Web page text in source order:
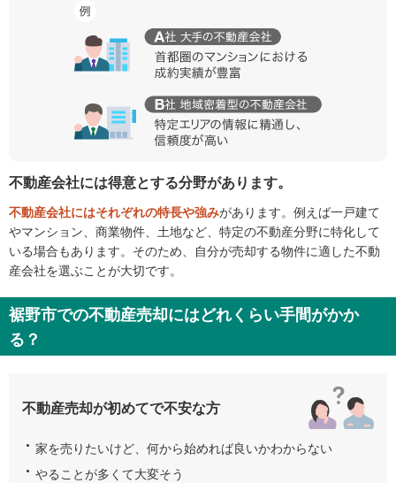
不動産会社には得意とする分野があります。
不動産会社にはそれぞれの特長や強みがあります。例えば一戸建て
やマンション、商業物件、土地など、特定の不動産分野に特化して
いる場合もあります。そのため、自分が売却する物件に適した不動
産会社を選ぶことが大切です。
裾野市での不動産売却にはどれくらい手間がかか
る？
不動産売却が初めてで不安な方
家を売りたいけど、何から始めれば良いかわからない
やることが多くて大変そう